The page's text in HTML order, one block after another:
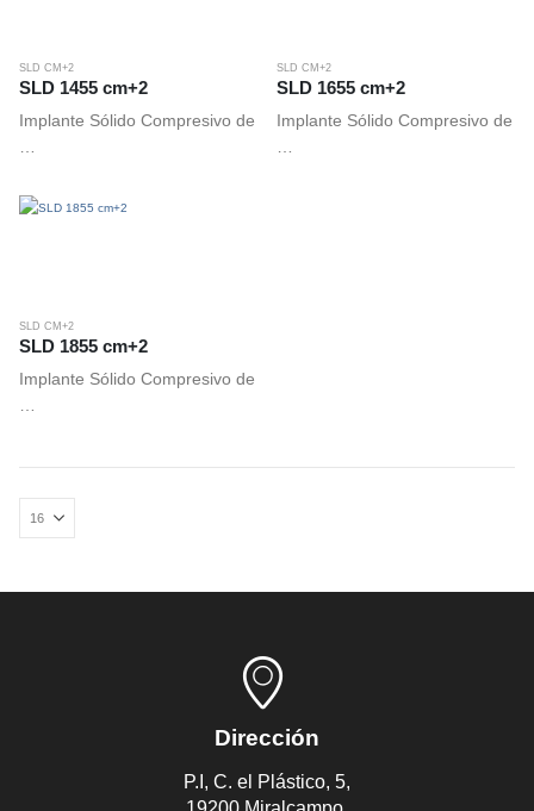
SLD CM+2
SLD 1455 cm+2
Implante Sólido Compresivo de
…
SLD CM+2
SLD 1655 cm+2
Implante Sólido Compresivo de
…
SLD CM+2
SLD 1855 cm+2
Implante Sólido Compresivo de
Dirección
P.I, C. el Plástico, 5,